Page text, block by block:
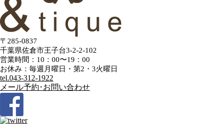
〒285-0837
千葉県佐倉市王子台3-2-2-102
営業時間：10：00〜19：00
お休み：毎週月曜日・第2・3火曜日
tel.043-312-1922
メール予約･お問い合わせ